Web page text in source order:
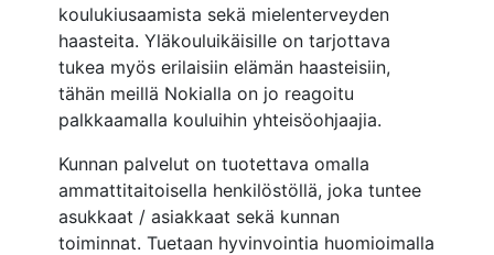
koulukiusaamista sekä mielenterveyden
haasteita. Yläkouluikäisille on tarjottava
tukea myös erilaisiin elämän haasteisiin,
tähän meillä Nokialla on jo reagoitu
palkkaamalla kouluihin yhteisöohjaajia.
Kunnan palvelut on tuotettava omalla
ammattitaitoisella henkilöstöllä, joka tuntee
asukkaat / asiakkaat sekä kunnan
toiminnat. Tuetaan hyvinvointia huomioimalla